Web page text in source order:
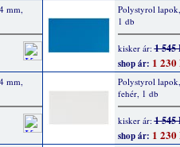
mm,
Polystyrol
1 db
kisker ár:1 545
shop ár: 1 230
mm,
Polystyrol
fehér, 1 db
kisker ár:1 545
shop ár: 1 230